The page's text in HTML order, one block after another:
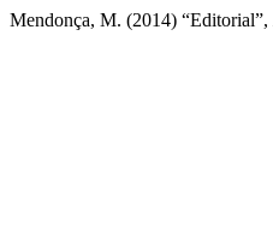
Mendonça, M. (2014) “Editorial”,